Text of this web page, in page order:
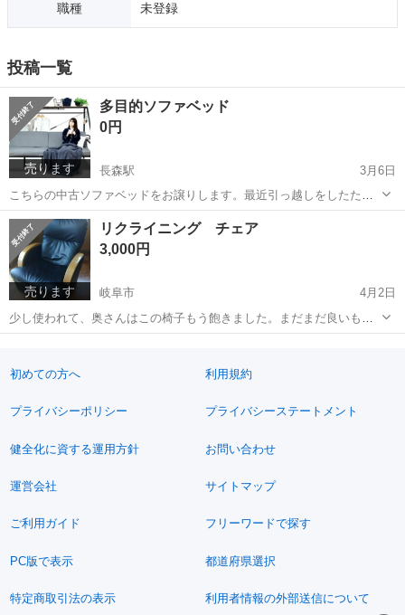
職種 未登録
投稿一覧
売ります
多目的ソファベッド
0円
長森駅
3月6日
こちらの中古ソファベッドをお譲りします。最近引っ越しをしたた
め、不要になりました。取りにきてくれる方を優先にお譲りします。
持ち運びしやすいよう分解済みです。中品ですが、状態良好です。学
生やコンパクトな住居に最適です。画像で状...
岐阜 岐阜市 長森駅 ベッド
売ります
リクライニング チェア
3,000円
岐阜市
4月2日
少し使われて、奥さんはこの椅子もう飽きました。まだまだ良いもの
ですが、下のかどにちょっと破れがあります。 サイズは約 120cm x
事に使って...
初めての方へ 利用規約
プライバシーポリシー プライバシーステートメント
健全化に資する運用方針 お問い合わせ
運営会社 サイトマップ
ご利用ガイド フリーワードで探す
PC版で表示 都道府県選択
特定商取引法の表示 利用者情報の外部送信について